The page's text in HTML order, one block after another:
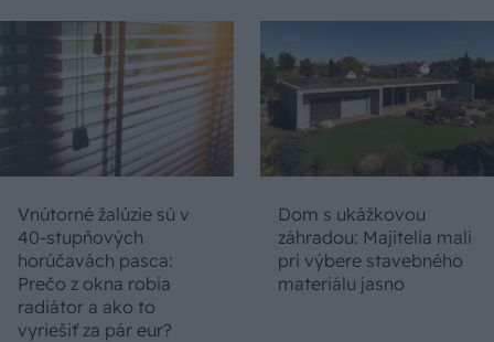
Vnútorné žalúzie sú v
40-stupňových
horúčavách pasca:
Prečo z okna robia
radiátor a ako to
vyriešiť za pár eur?
Dom s ukážkovou
záhradou: Majitelia mali
pri výbere stavebného
materiálu jasno